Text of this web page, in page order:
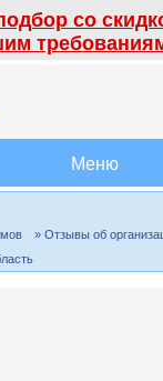
со
Меню
» Отзывы об